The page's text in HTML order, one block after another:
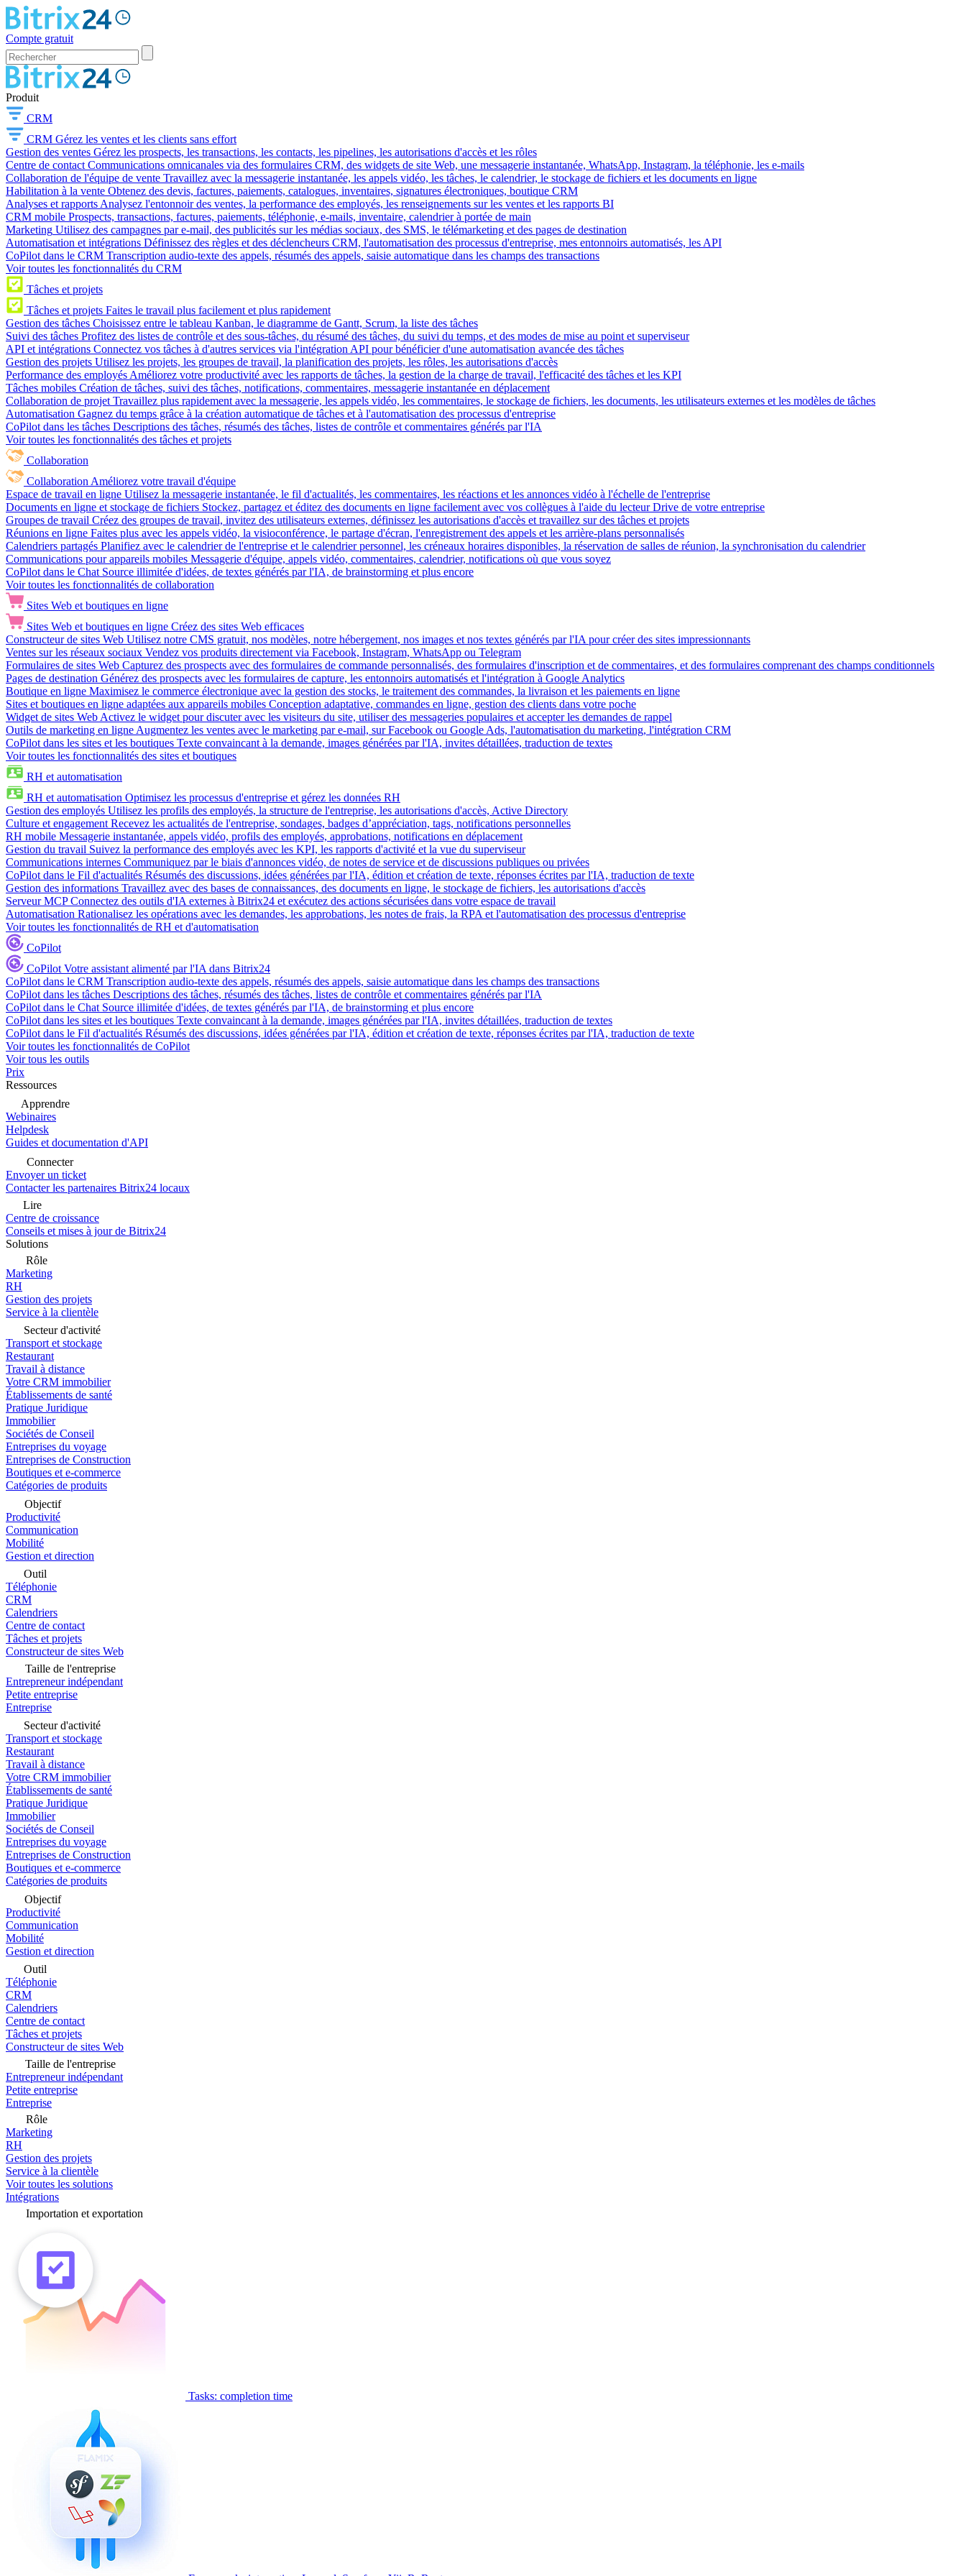
Compte gratuit
Produit
CRM
CRM Gérez les ventes et les clients sans effort
Gestion des ventes Gérez les prospects, les transactions, les contacts, les pipelines, les autorisations d'accès et les rôles
Centre de contact Communications omnicanales via des formulaires CRM, des widgets de site Web, une messagerie instantanée, WhatsApp, Instagram, la téléphonie, les e-mails
Collaboration de l'équipe de vente Travaillez avec la messagerie instantanée, les appels vidéo, les tâches, le calendrier, le stockage de fichiers et les documents en ligne
Habilitation à la vente Obtenez des devis, factures, paiements, catalogues, inventaires, signatures électroniques, boutique CRM
Analyses et rapports Analysez l'entonnoir des ventes, la performance des employés, les renseignements sur les ventes et les rapports BI
CRM mobile Prospects, transactions, factures, paiements, téléphonie, e-mails, inventaire, calendrier à portée de main
Marketing Utilisez des campagnes par e-mail, des publicités sur les médias sociaux, des SMS, le télémarketing et des pages de destination
Automatisation et intégrations Définissez des règles et des déclencheurs CRM, l'automatisation des processus d'entreprise, mes entonnoirs automatisés, les API
CoPilot dans le CRM Transcription audio-texte des appels, résumés des appels, saisie automatique dans les champs des transactions
Voir toutes les fonctionnalités du CRM
Tâches et projets
Tâches et projets Faites le travail plus facilement et plus rapidement
Gestion des tâches Choisissez entre le tableau Kanban, le diagramme de Gantt, Scrum, la liste des tâches
Suivi des tâches Profitez des listes de contrôle et des sous-tâches, du résumé des tâches, du suivi du temps, et des modes de mise au point et superviseur
API et intégrations Connectez vos tâches à d'autres services via l'intégration API pour bénéficier d'une automatisation avancée des tâches
Gestion des projets Utilisez les projets, les groupes de travail, la planification des projets, les rôles, les autorisations d'accès
Performance des employés Améliorez votre productivité avec les rapports de tâches, la gestion de la charge de travail, l'efficacité des tâches et les KPI
Tâches mobiles Création de tâches, suivi des tâches, notifications, commentaires, messagerie instantanée en déplacement
Collaboration de projet Travaillez plus rapidement avec la messagerie, les appels vidéo, les commentaires, le stockage de fichiers, les documents, les utilisateurs externes et les modèles de tâches
Automatisation Gagnez du temps grâce à la création automatique de tâches et à l'automatisation des processus d'entreprise
CoPilot dans les tâches Descriptions des tâches, résumés des tâches, listes de contrôle et commentaires générés par l'IA
Voir toutes les fonctionnalités des tâches et projets
Collaboration
Collaboration Améliorez votre travail d'équipe
Espace de travail en ligne Utilisez la messagerie instantanée, le fil d'actualités, les commentaires, les réactions et les annonces vidéo à l'échelle de l'entreprise
Documents en ligne et stockage de fichiers Stockez, partagez et éditez des documents en ligne facilement avec vos collègues à l'aide du lecteur Drive de votre entreprise
Groupes de travail Créez des groupes de travail, invitez des utilisateurs externes, définissez les autorisations d'accès et travaillez sur des tâches et projets
Réunions en ligne Faites plus avec les appels vidéo, la visioconférence, le partage d'écran, l'enregistrement des appels et les arrière-plans personnalisés
Calendriers partagés Planifiez avec le calendrier de l'entreprise et le calendrier personnel, les créneaux horaires disponibles, la réservation de salles de réunion, la synchronisation du calendrier
Communications pour appareils mobiles Messagerie d'équipe, appels vidéo, commentaires, calendrier, notifications où que vous soyez
CoPilot dans le Chat Source illimitée d'idées, de textes générés par l'IA, de brainstorming et plus encore
Voir toutes les fonctionnalités de collaboration
Sites Web et boutiques en ligne
Sites Web et boutiques en ligne Créez des sites Web efficaces
Constructeur de sites Web Utilisez notre CMS gratuit, nos modèles, notre hébergement, nos images et nos textes générés par l'IA pour créer des sites impressionnants
Ventes sur les réseaux sociaux Vendez vos produits directement via Facebook, Instagram, WhatsApp ou Telegram
Formulaires de sites Web Capturez des prospects avec des formulaires de commande personnalisés, des formulaires d'inscription et de commentaires, et des formulaires comprenant des champs conditionnels
Pages de destination Générez des prospects avec les formulaires de capture, les entonnoirs automatisés et l'intégration à Google Analytics
Boutique en ligne Maximisez le commerce électronique avec la gestion des stocks, le traitement des commandes, la livraison et les paiements en ligne
Sites et boutiques en ligne adaptées aux appareils mobiles Conception adaptative, commandes en ligne, gestion des clients dans votre poche
Widget de sites Web Activez le widget pour discuter avec les visiteurs du site, utiliser des messageries populaires et accepter les demandes de rappel
Outils de marketing en ligne Augmentez les ventes avec le marketing par e-mail, sur Facebook ou Google Ads, l'automatisation du marketing, l'intégration CRM
CoPilot dans les sites et les boutiques Texte convaincant à la demande, images générées par l'IA, invites détaillées, traduction de textes
Voir toutes les fonctionnalités des sites et boutiques
RH et automatisation
RH et automatisation Optimisez les processus d'entreprise et gérez les données RH
Gestion des employés Utilisez les profils des employés, la structure de l'entreprise, les autorisations d'accès, Active Directory
Culture et engagement Recevez les actualités de l'entreprise, sondages, badges d’appréciation, tags, notifications personnelles
RH mobile Messagerie instantanée, appels vidéo, profils des employés, approbations, notifications en déplacement
Gestion du travail Suivez la performance des employés avec les KPI, les rapports d'activité et la vue du superviseur
Communications internes Communiquez par le biais d'annonces vidéo, de notes de service et de discussions publiques ou privées
CoPilot dans le Fil d'actualités Résumés des discussions, idées générées par l'IA, édition et création de texte, réponses écrites par l'IA, traduction de texte
Gestion des informations Travaillez avec des bases de connaissances, des documents en ligne, le stockage de fichiers, les autorisations d'accès
Serveur MCP Connectez des outils d'IA externes à Bitrix24 et exécutez des actions sécurisées dans votre espace de travail
Automatisation Rationalisez les opérations avec les demandes, les approbations, les notes de frais, la RPA et l'automatisation des processus d'entreprise
Voir toutes les fonctionnalités de RH et d'automatisation
CoPilot
CoPilot Votre assistant alimenté par l'IA dans Bitrix24
CoPilot dans le CRM Transcription audio-texte des appels, résumés des appels, saisie automatique dans les champs des transactions
CoPilot dans les tâches Descriptions des tâches, résumés des tâches, listes de contrôle et commentaires générés par l'IA
CoPilot dans le Chat Source illimitée d'idées, de textes générés par l'IA, de brainstorming et plus encore
CoPilot dans les sites et les boutiques Texte convaincant à la demande, images générées par l'IA, invites détaillées, traduction de textes
CoPilot dans le Fil d'actualités Résumés des discussions, idées générées par l'IA, édition et création de texte, réponses écrites par l'IA, traduction de texte
Voir toutes les fonctionnalités de CoPilot
Voir tous les outils
Prix
Ressources
Apprendre
Webinaires
Helpdesk
Guides et documentation d'API
Connecter
Envoyer un ticket
Contacter les partenaires Bitrix24 locaux
Lire
Centre de croissance
Conseils et mises à jour de Bitrix24
Solutions
Rôle
Marketing
RH
Gestion des projets
Service à la clientèle
Secteur d'activité
Transport et stockage
Restaurant
Travail à distance
Votre CRM immobilier
Établissements de santé
Pratique Juridique
Immobilier
Sociétés de Conseil
Entreprises du voyage
Entreprises de Construction
Boutiques et e-commerce
Catégories de produits
Objectif
Productivité
Communication
Mobilité
Gestion et direction
Outil
Téléphonie
CRM
Calendriers
Centre de contact
Tâches et projets
Constructeur de sites Web
Taille de l'entreprise
Entrepreneur indépendant
Petite entreprise
Entreprise
Secteur d'activité
Transport et stockage
Restaurant
Travail à distance
Votre CRM immobilier
Établissements de santé
Pratique Juridique
Immobilier
Sociétés de Conseil
Entreprises du voyage
Entreprises de Construction
Boutiques et e-commerce
Catégories de produits
Objectif
Productivité
Communication
Mobilité
Gestion et direction
Outil
Téléphonie
CRM
Calendriers
Centre de contact
Tâches et projets
Constructeur de sites Web
Taille de l'entreprise
Entrepreneur indépendant
Petite entreprise
Entreprise
Rôle
Marketing
RH
Gestion des projets
Service à la clientèle
Voir toutes les solutions
Intégrations
Importation et exportation
Tasks: completion time